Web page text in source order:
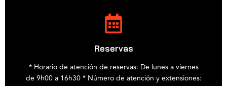
Reservas
* Horario de atención de reservas: De lunes a viernes
de 9h00 a 16h30 * Número de atención y extensiones: